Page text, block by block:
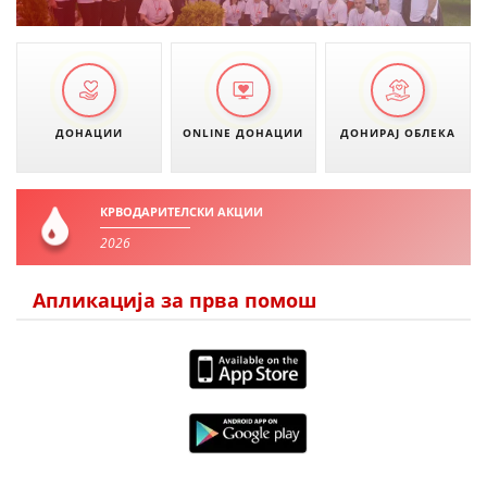
ДИСЕМИНАЦИЈА
MЕЃУНАРОДНО ХУМАНИТАРНО ПРАВО
ПРОМОЦИЈА НА ХУМАНИ ВРЕДНОСТИ
СОЦИЈАЛНО ХУМАНИТАРНА ДЕЈНОСТ
ТИМОВИ НА ООЦК
СПАСИТЕЛНА СТАНИЦА ВОДНО
ОДНОСИ СО ЈАВНОСТ
ДОНАЦИИ ONLINE ДОНАЦИИ ДОНИРАЈ ОБЛЕКА
КРВОДАРИТЕЛСКИ АКЦИИ
2026
Апликација за прва помош